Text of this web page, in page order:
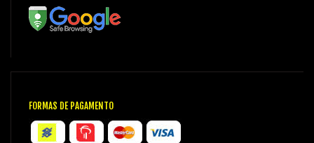
FORMAS DE PAGAMENTO